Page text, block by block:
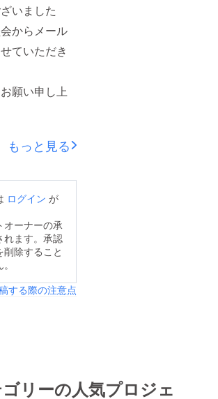
いました
からメール
ていただき
願い申し上
もっと見る
ログイン が
オーナーの承
れます。承認
削除すること
する際の注意点
リーの人気プロジェ